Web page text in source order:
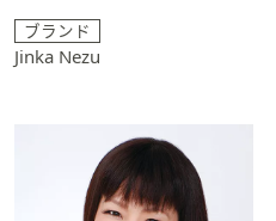
ブランド
Jinka Nezu